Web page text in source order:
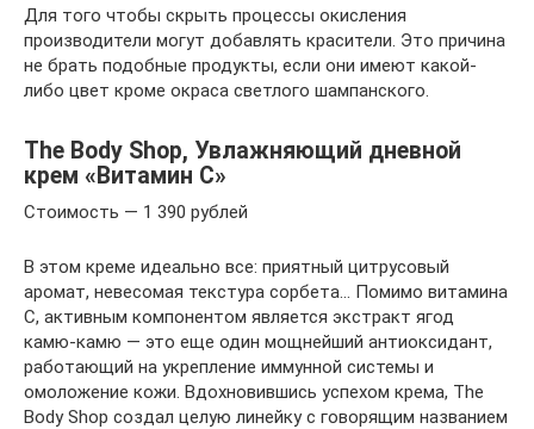
Для того чтобы скрыть процессы окисления
производители могут добавлять красители. Это причина
не брать подобные продукты, если они имеют какой-
либо цвет кроме окраса светлого шампанского.
The Body Shop, Увлажняющий дневной
крем «Витамин С»
Стоимость — 1 390 рублей
В этом креме идеально все: приятный цитрусовый
аромат, невесомая текстура сорбета… Помимо витамина
С, активным компонентом является экстракт ягод
камю-камю — это еще один мощнейший антиоксидант,
работающий на укрепление иммунной системы и
омоложение кожи. Вдохновившись успехом крема, The
Body Shop создал целую линейку с говорящим названием